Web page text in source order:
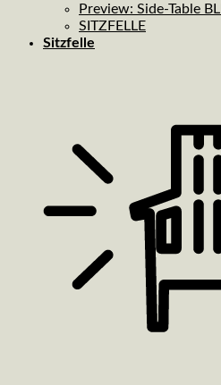
Preview: Side-Table
SITZFELLE
Sitzfelle